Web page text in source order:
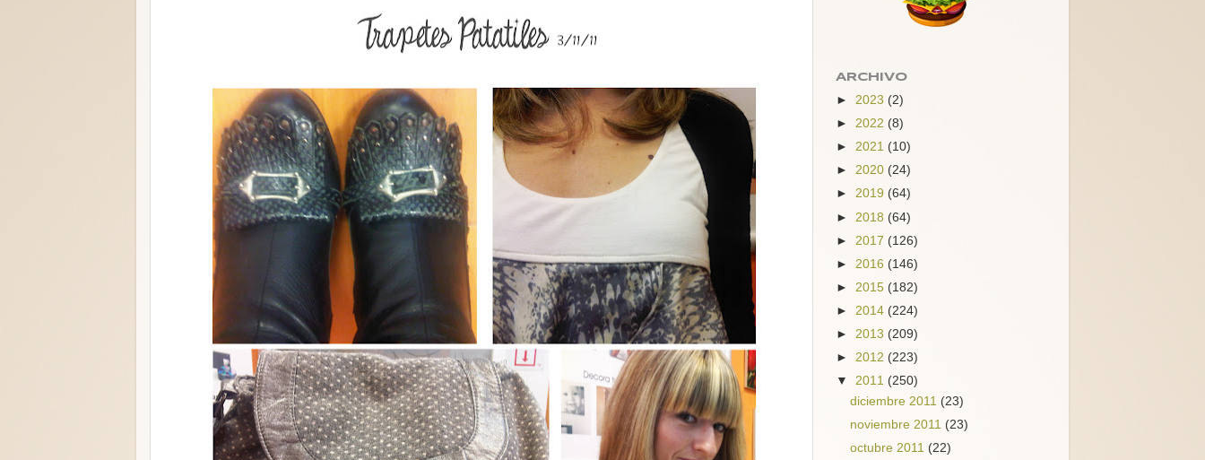
ARCHIVO
► 2023 (2)
► 2022 (8)
► 2021 (10)
► 2020 (24)
► 2019 (64)
► 2018 (64)
► 2017 (126)
► 2016 (146)
► 2015 (182)
► 2014 (224)
► 2013 (209)
► 2012 (223)
▼ 2011 (250)
diciembre 2011 (23)
noviembre 2011 (23)
octubre 2011 (22)